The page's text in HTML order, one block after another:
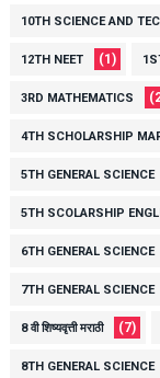
10TH SCIENCE AND
12TH NEET (1)
3RD MATHEMATICS
4TH SCHOLARSHIP
5TH GENERAL SCIENCE
5TH SCOLARSHIP
6TH GENERAL SCIENCE
7TH GENERAL SCIENCE
8 वी शिष्यवृत्ती मराठी (7)
8TH GENERAL SCIENCE